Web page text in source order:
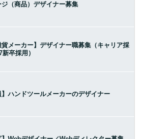
（商品）デザイナー募集
貨メーカー】デザイナー職募集（キャリア採
卒採用）
】ハンドツールメーカーのデザイナー